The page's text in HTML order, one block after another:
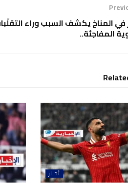
في المناخ يكشف السبب وراء
المفاجئة..
أخبار